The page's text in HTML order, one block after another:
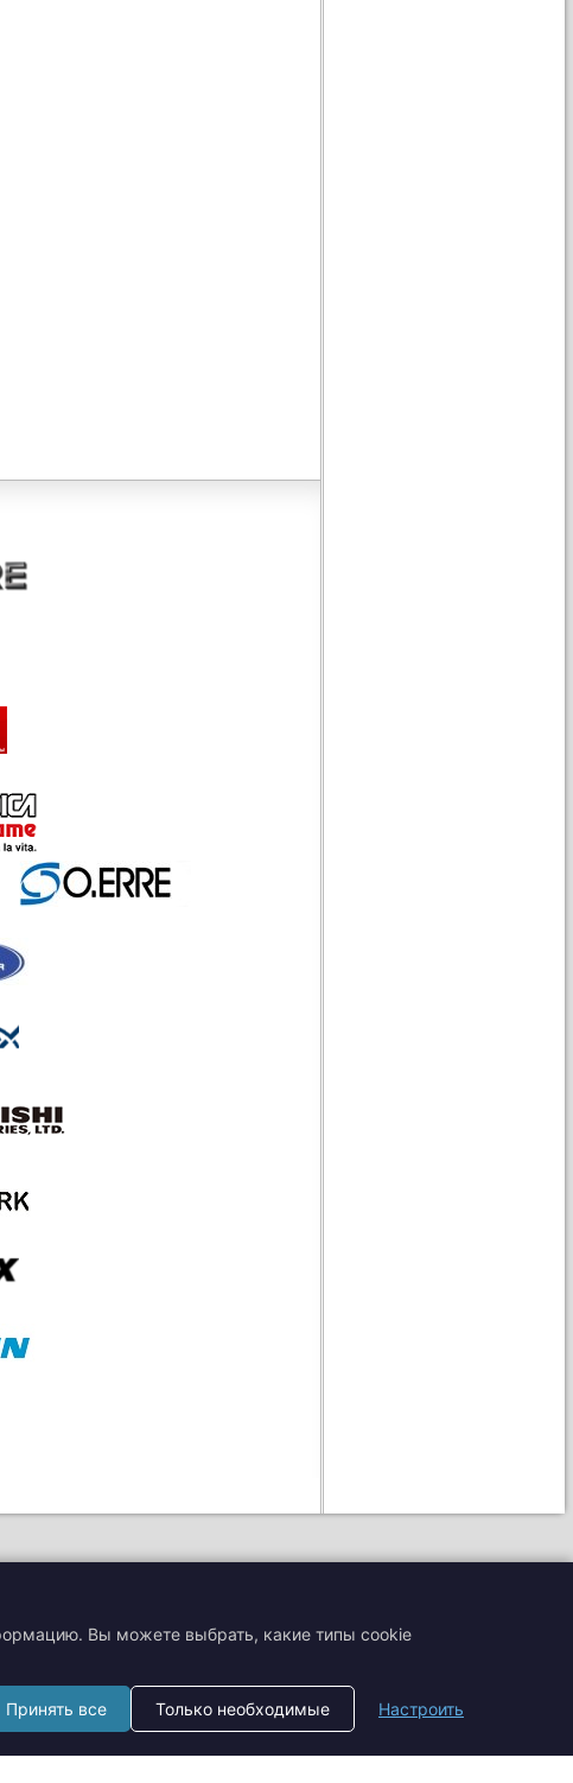
+7 (495) 204-19-33
zakaz@smtrading.ru
Вы можете выбрать, какие типы cookie
Принять все Только необходимые Настроить